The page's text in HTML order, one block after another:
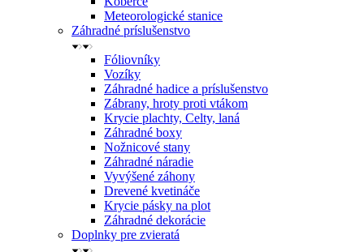
Meteorologické stanice
Záhradné príslušenstvo
Fóliovníky
Vozíky
Záhradné hadice a príslušenstvo
Zábrany, hroty proti vtákom
Krycie plachty, Celty, laná
Záhradné boxy
Nožnicové stany
Záhradné náradie
Vyvýšené záhony
Drevené kvetináče
Krycie pásky na plot
Záhradné dekorácie
Doplnky pre zvieratá